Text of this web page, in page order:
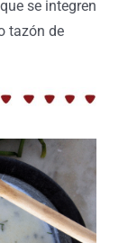
se integren
tazón de